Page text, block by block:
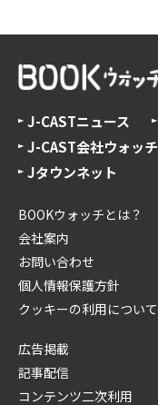
J-CASTニュース
J-CAST会社ウォッチ
Jタウンネット
BOOKウォッチとは？
会社案内
お問い合わせ
個人情報保護方針
クッキーの利用について
広告掲載
記事配信
コンテンツ二次利用